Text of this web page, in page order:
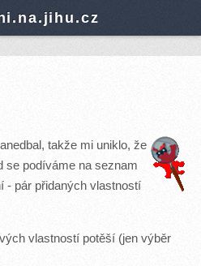
takže mi uniklo, že
se podíváme na seznam
- pár přidaných vlastností
vlastností potěší (jen výběr